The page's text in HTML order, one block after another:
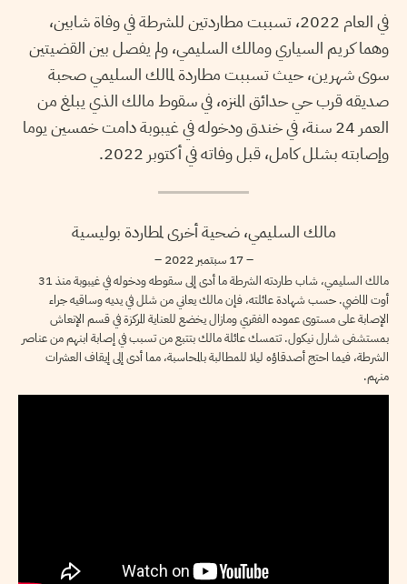
في العام 2022، تسببت مطاردتين للشرطة في وفاة شابين،
وهما كريم السياري ومالك السليمي، ولم يفصل بين القضيتين
سوى شهرين، حيث تسببت مطاردة لمالك السليمي صحبة
صديقه قرب حي حدائق المنزه، في سقوط مالك الذي يبلغ من
العمر 24 سنة، في خندق ودخوله في غيبوبة دامت خمسين يوما
وإصابته بشلل كامل، قبل وفاته في أكتوبر 2022.
مالك السليمي، ضحية أخرى لمطاردة بوليسية
– 17 سبتمبر 2022 –
مالك السليمي، شاب طاردته الشرطة ما أدى إلى سقوطه ودخوله في غيبوبة منذ 31
أوت الماضي. حسب شهادة عائلته، فإن مالك يعاني من شلل في يديه وساقيه جراء
الإصابة على مستوى عموده الفقري ومازال يخضع للعناية المركزة في قسم الإنعاش
بمستشفى شارل نيكول. تتمسك عائلة مالك بتتبع من تسبب في إصابة ابنهم من عناصر
الشرطة، فيما احتج أصدقاؤه ليلا للمطالبة بالمحاسبة، مما أدى إلى إيقاف العشرات
منهم.